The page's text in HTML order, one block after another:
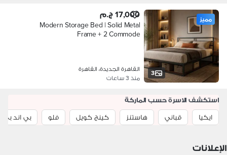
3
مميز 17,000 ج.م
Modern Storage Bed | Solid Metal
Frame + 2 Commode
القاهرة الجديدة، القاهرة
منذ 3 ساعات
استكشف الاسرة حسب الماركة
ايكيا
قباني هاستنز كينج كويل فلو بي اند بي
الإعلانات